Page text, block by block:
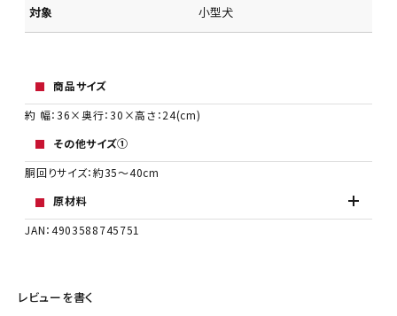
対象 小型犬
商品サイズ
約 幅：36×奥行：30×高さ：24(cm)
その他サイズ①
胴回りサイズ：約35～40cm
原材料
JAN：4903588745751
レビューを書く